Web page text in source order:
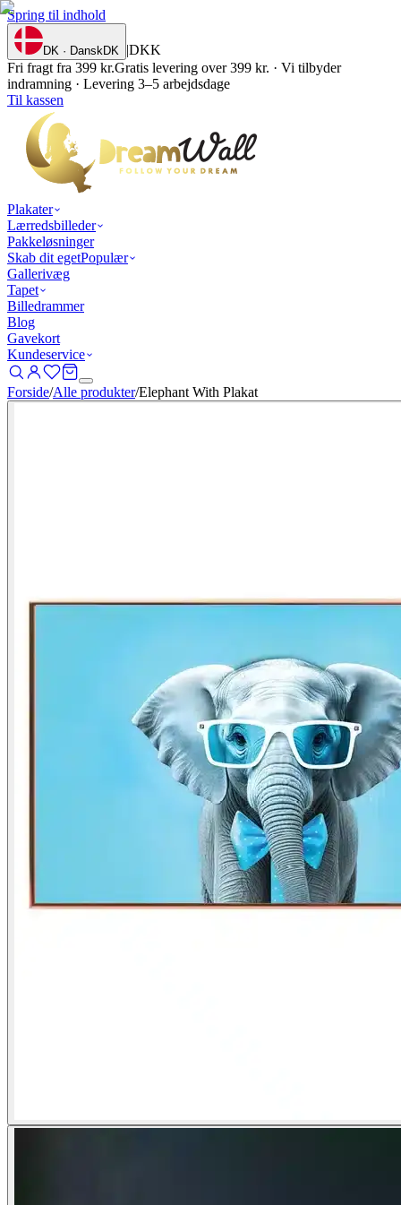
Spring til indhold
DK · DanskDK |DKK
Fri fragt fra 399 kr.Gratis levering over 399 kr. · Vi tilbyder
indramning · Levering 3–5 arbejdsdage
Til kassen
Plakater
Lærredsbilleder
Pakkeløsninger
Skab dit egetPopulær
Gallerivæg
Tapet
Billedrammer
Blog
Gavekort
Kundeservice
Forside/Alle produkter/Elephant With Plakat